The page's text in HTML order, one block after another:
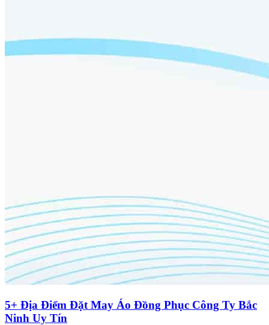
5+ Địa Điểm Đặt May Áo Đồng Phục Công Ty Bắc
Ninh Uy Tín